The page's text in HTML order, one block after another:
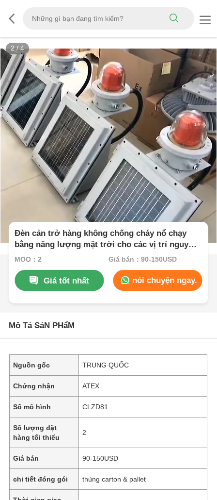
2/4
Đèn cản trở hàng không chống cháy nổ chạy
bằng năng lượng mặt trời cho các vị trí nguy
hiểm
MOQ：2 Giá bán：90-150USD
Giá tốt nhất nói chuyện ngay.
Mô Tả SảN PHẩM
Nguồn gốc TRUNG QUỐC
Chứng nhận ATEX
Số mô hình CLZD81
Số lượng đặt
hàng tối thiểu
2
Giá bán 90-150USD
chi tiết đóng gói thùng carton & pallet